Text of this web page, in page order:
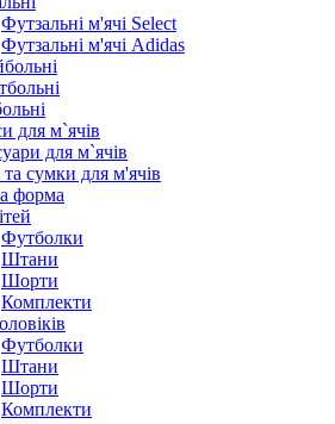
Футзальні м'ячі Select
Футзальні м'ячі Adidas
для м`ячів
для м`ячів
та сумки для м'ячів
форма
Футболки
Штани
Шорти
Комплекти
Футболки
Штани
Шорти
Комплекти